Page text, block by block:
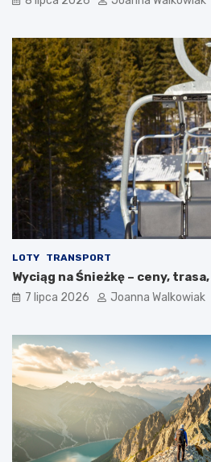
LOTY TRANSPORT
Wyciąg na Śnieżkę – ceny,
7 lipca 2026 Joanna Walkowiak